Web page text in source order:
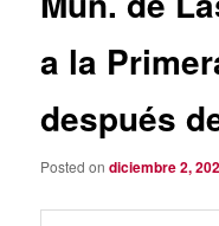
a la
después
Posted ondiciembre 2,